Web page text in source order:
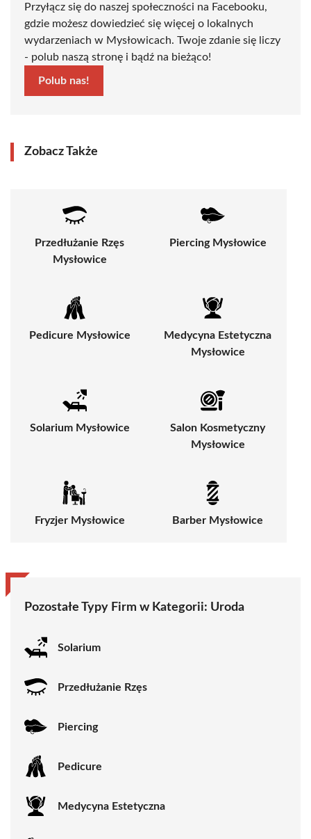
Przyłącz się do naszej społeczności na Facebooku,
gdzie możesz dowiedzieć się więcej o lokalnych
wydarzeniach w Mysłowicach. Twoje zdanie się liczy
- polub naszą stronę i bądź na bieżąco!
Polub nas!
Zobacz Także
Przedłużanie Rzęs
Mysłowice
Piercing Mysłowice
Pedicure Mysłowice
Medycyna Estetyczna
Mysłowice
Solarium Mysłowice
Salon Kosmetyczny
Mysłowice
Fryzjer Mysłowice Barber Mysłowice
Pozostałe Typy Firm w Kategorii: Uroda
Solarium
Przedłużanie Rzęs
Piercing
Pedicure
Medycyna Estetyczna